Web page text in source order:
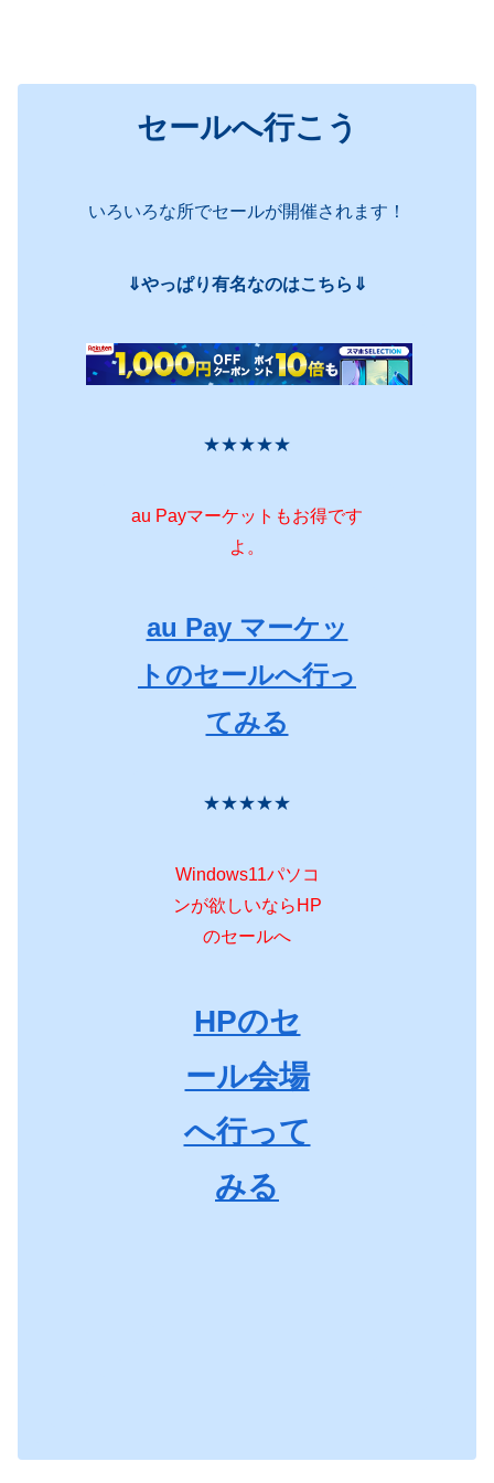
セールへ行こう
いろいろな所でセールが開催されます！
⇓やっぱり有名なのはこちら⇓
★★★★★
au Payマーケットもお得です
よ。
au Pay マーケッ
トのセールへ行っ
てみる
★★★★★
Windows11パソコ
ンが欲しいならHP
のセールへ
HPのセ
ール会場
へ行って
みる